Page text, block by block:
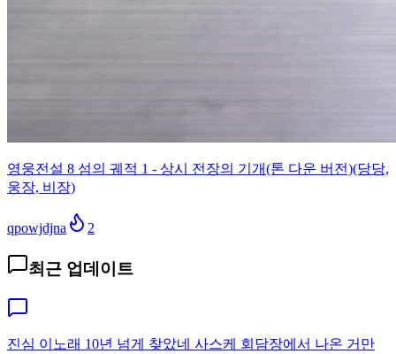
영웅전설 8 섬의 궤적 1 - 상시 전장의 기개(톤 다운 버전)(당당,
웅장, 비장)
qpowjdjna 2
최근 업데이트
진심 이노래 10년 넘게 찾았네 사스케 회담장에서 나온 거만